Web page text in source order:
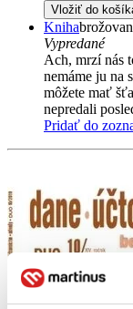
Vložiť do
Kniha
Vypredané
Ach, mrzí nás
nemáme ju na
môžete mať
nepredali
Pridať do